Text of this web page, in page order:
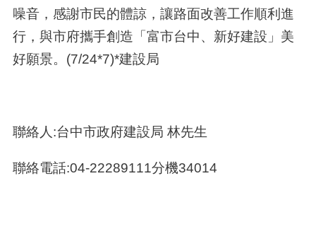
噪音，感謝市民的體諒，讓路面改善工作順利進
行，與市府攜手創造「富市台中、新好建設」美
好願景。(7/24*7)*建設局
聯絡人:台中市政府建設局 林先生
聯絡電話:04-22289111分機34014